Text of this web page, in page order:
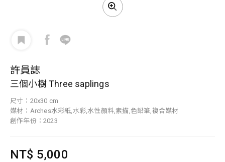
許員誌
三個小樹 Three saplings
尺寸：20x30 cm
媒材：Arches水彩紙,水彩,水性顏料,素描,色鉛筆,複合媒材
創作年份：2023
NT$ 5,000